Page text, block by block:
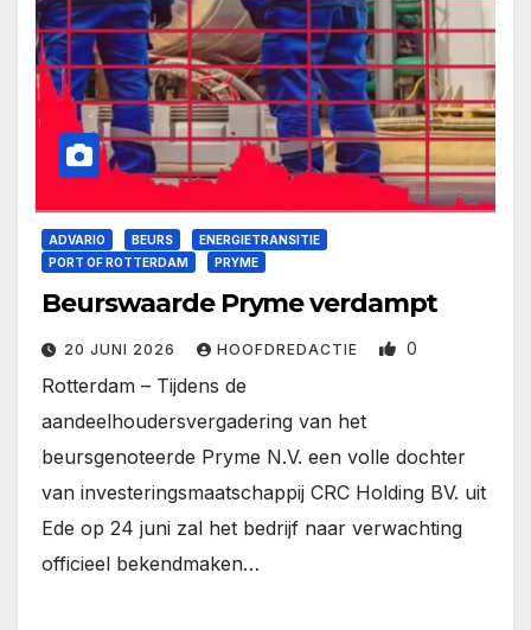
ADVARIO BEURS
ENERGIETRANSITIE
PORT OF ROTTERDAM
PRYME
Beurswaarde Pryme verdampt
20 JUNI 2026 HOOFDREDACTIE 0
Rotterdam – Tijdens de
aandeelhoudersvergadering van het
beursgenoteerde Pryme N.V. een volle dochter
van investeringsmaatschappij CRC Holding BV. uit
Ede op 24 juni zal het bedrijf naar verwachting
officieel bekendmaken…